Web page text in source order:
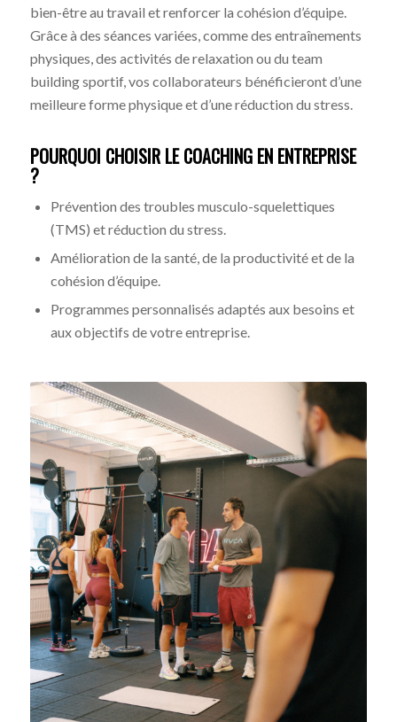
bien-être au travail et renforcer la cohésion d’équipe.
Grâce à des séances variées, comme des entraînements
physiques, des activités de relaxation ou du team
building sportif, vos collaborateurs bénéficieront d’une
meilleure forme physique et d’une réduction du stress.
POURQUOI CHOISIR LE COACHING EN ENTREPRISE
?
Prévention des troubles musculo-squelettiques
(TMS) et réduction du stress.
Amélioration de la santé, de la productivité et de la
cohésion d’équipe.
Programmes personnalisés adaptés aux besoins et
aux objectifs de votre entreprise.